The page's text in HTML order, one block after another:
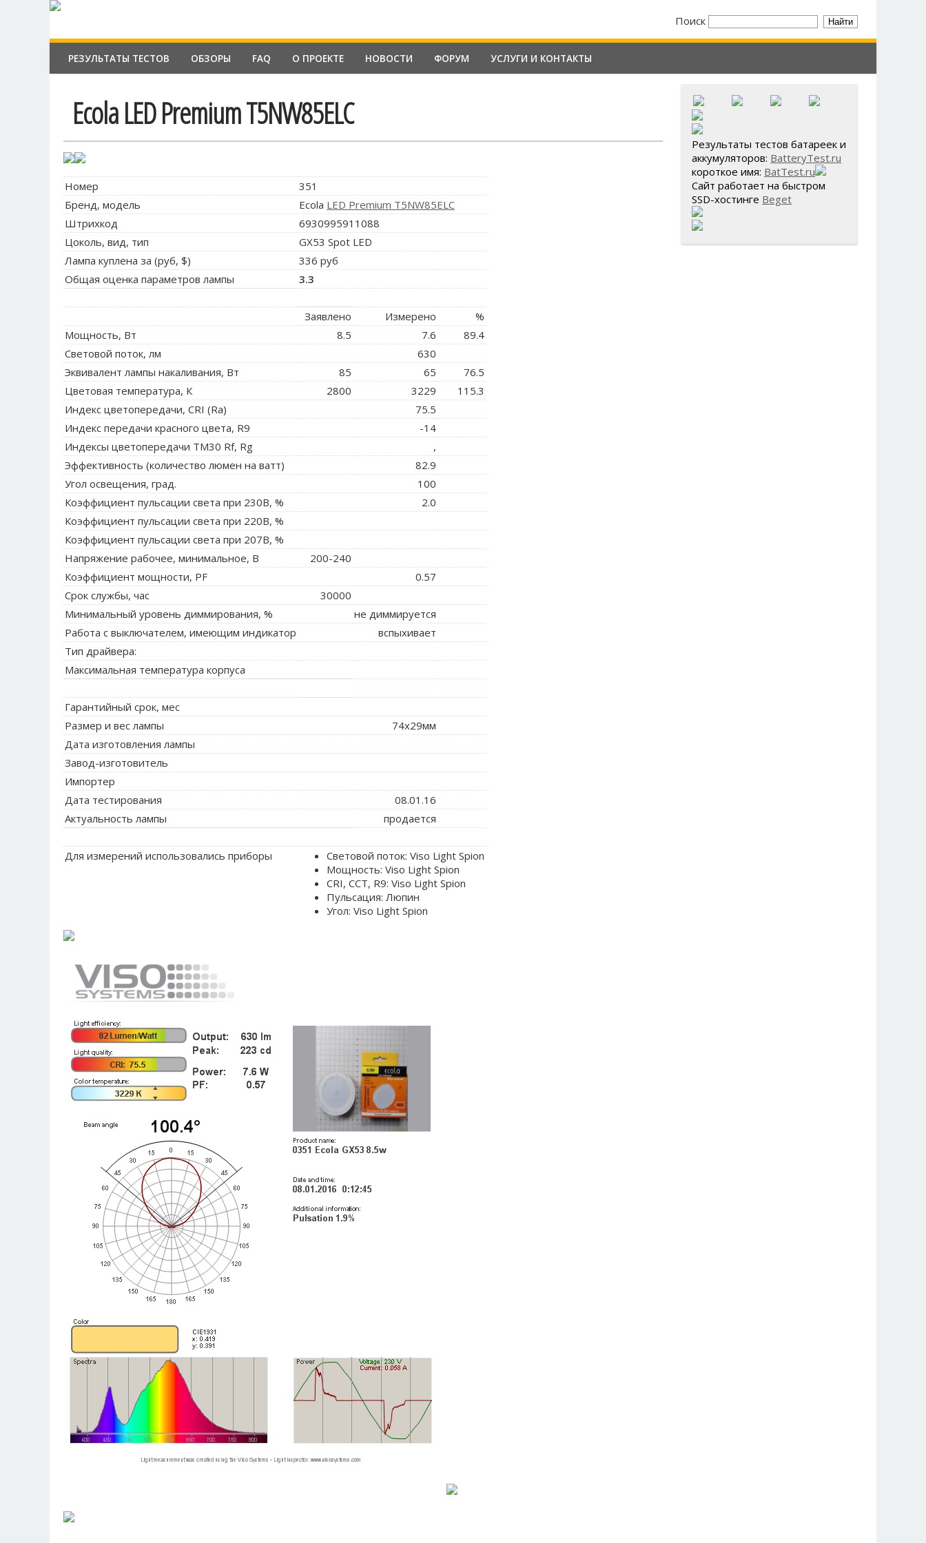
Поиск
РЕЗУЛЬТАТЫ ТЕСТОВ ОБЗОРЫ FAQ О ПРОЕКТЕ НОВОСТИ ФОРУМ УСЛУГИ И КОНТАКТЫ
Ecola LED Premium T5NW85ELC
Номер
351
Бренд, модель
Ecola LED Premium T5NW85ELC
Штрихкод
6930995911088
Цоколь, вид, тип
GX53 Spot LED
Лампа куплена за (руб, $)
336 руб
Общая оценка параметров лампы
3.3
Заявлено Измерено
%
Мощность, Вт
8.5 7.6
89.4
Световой поток, лм
630
Эквивалент лампы накаливания, Вт
85 65
76.5
Цветовая температура, К
2800 3229
115.3
Индекс цветопередачи, CRI (Ra)
75.5
Индекс передачи красного цвета, R9
-14
Индексы цветопередачи TM30 Rf, Rg
,
Эффективность (количество люмен на ватт)
82.9
Угол освещения, град.
100
Коэффициент пульсации света при 230В, %
2.0
Коэффициент пульсации света при 220В, %
Коэффициент пульсации света при 207В, %
Напряжение рабочее, минимальное, В
200-240
Коэффициент мощности, PF
0.57
Срок службы, час
30000
Минимальный уровень диммирования, %
не диммируется
Работа с выключателем, имеющим индикатор
вспыхивает
Тип драйвера:
Максимальная температура корпуса
Гарантийный срок, мес
Размер и вес лампы
74x29мм
Дата изготовления лампы
Завод-изготовитель
Импортер
Дата тестирования
08.01.16
Актуальность лампы
продается
Для измерений использовались приборы
Световой поток: Viso Light Spion
Мощность: Viso Light Spion
CRI, CCT, R9: Viso Light Spion
Пульсация: Люпин
Угол: Viso Light Spion
Результаты тестов батареек и
аккумуляторов: BatteryTest.ru
короткое имя: BatTest.ru
Сайт работает на быстром
SSD-хостинге Beget